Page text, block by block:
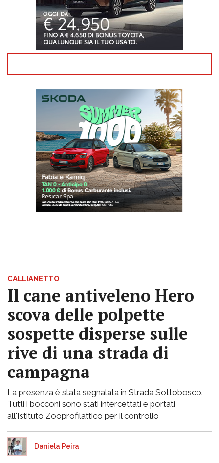
CALLIANETTO
Il cane antiveleno Hero
scova delle polpette
sospette disperse sulle
rive di una strada di
campagna
La presenza è stata segnalata in Strada Sottobosco.
Tutti i bocconi sono stati intercettati e portati
all'Istituto Zooprofilattico per il controllo
Daniela Peira